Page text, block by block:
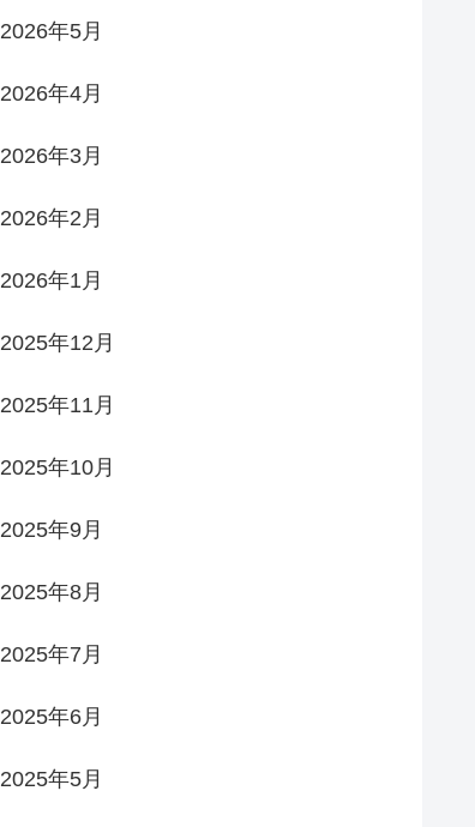
2026年5月
2026年4月
2026年3月
2026年2月
2026年1月
2025年12月
2025年11月
2025年10月
2025年9月
2025年8月
2025年7月
2025年6月
2025年5月